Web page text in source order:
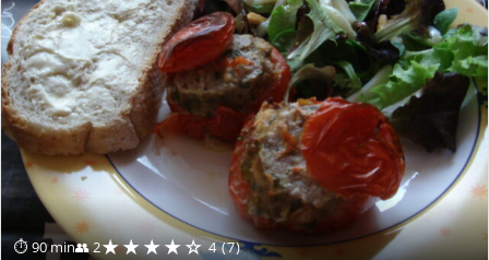
⏱ 90 min👥 2★★★★☆ 4 (7)